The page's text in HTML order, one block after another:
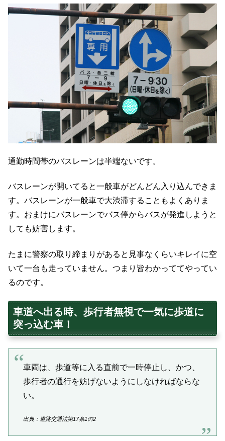
通勤時間帯のバスレーンは半端ないです。
バスレーンが開いてると一般車がどんどん入り込んできま
す。バスレーンが一般車で大渋滞することもよくありま
す。おまけにバスレーンでバス停からバスが発進しようと
しても妨害します。
たまに警察の取り締まりがあると見事なくらいキレイに空
いて一台も走っていません。つまり皆わかっててやってい
るのです。
車道へ出る時、歩行者無視で一気に歩道に
突っ込む車！
車両は、歩道等に入る直前で一時停止し、かつ、
歩行者の通行を妨げないようにしなければならな
い。
出典：道路交通法第17条1の2